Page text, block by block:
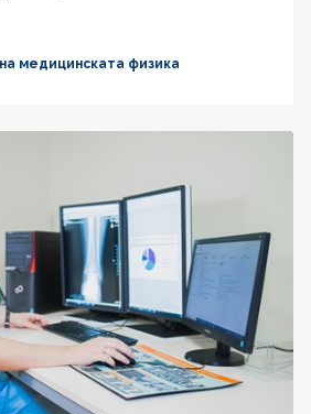
медицинската физика